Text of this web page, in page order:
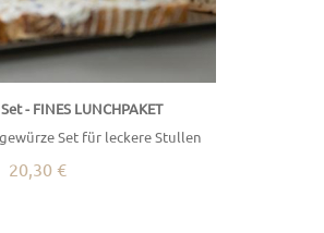
- FINES LUNCHPAKET
Set für leckere Stullen
20,30 €